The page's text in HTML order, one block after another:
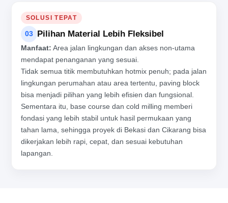
SOLUSI TEPAT
03 Pilihan Material Lebih Fleksibel
Manfaat: Area jalan lingkungan dan akses non-utama
mendapat penanganan yang sesuai.
Tidak semua titik membutuhkan hotmix penuh; pada jalan
lingkungan perumahan atau area tertentu, paving block
bisa menjadi pilihan yang lebih efisien dan fungsional.
Sementara itu, base course dan cold milling memberi
fondasi yang lebih stabil untuk hasil permukaan yang
tahan lama, sehingga proyek di Bekasi dan Cikarang bisa
dikerjakan lebih rapi, cepat, dan sesuai kebutuhan
lapangan.